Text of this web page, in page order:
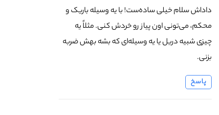
داداش سلام خیلی ساده‌ست! با یه وسیله باریک و
محکم، می‌تونی اون پیاز رو خردش کنی. مثلاً یه
چیزی شبیه دریل یا یه وسیله‌ای که بشه بهش ضربه
بزنی.
پاسخ